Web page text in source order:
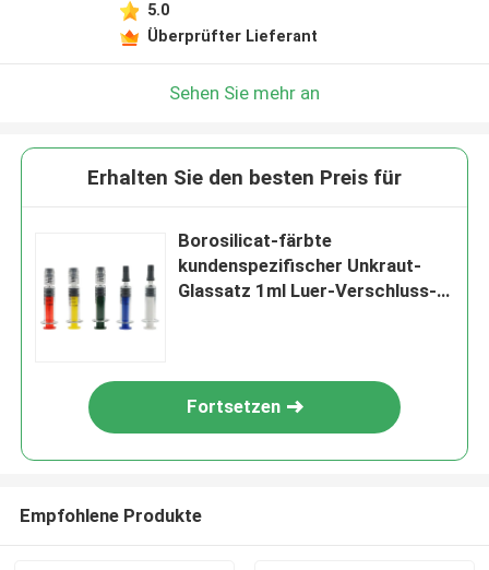
5.0
Überprüfter Lieferant
Sehen Sie mehr an
Erhalten Sie den besten Preis für
Borosilicat-färbte
kundenspezifischer Unkraut-
Glassatz 1ml Luer-Verschluss-
Fortsetzen
Empfohlene Produkte